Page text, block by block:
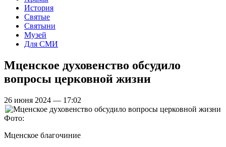
История
Святые
Святыни
Музей
Для СМИ
Мценское духовенство обсудило
вопросы церковной жизни
26 июня 2024 — 17:02
Фото:
Мценское благочиние